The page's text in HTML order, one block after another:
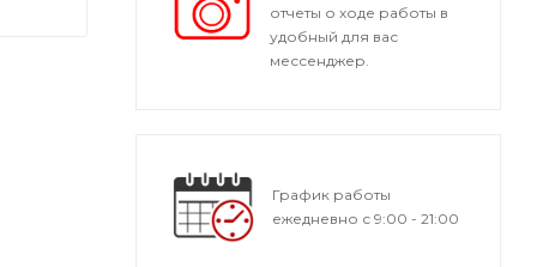
отчеты о ходе работы в
удобный для вас
мессенджер.
График работы
ежедневно с 9:00 - 21:00